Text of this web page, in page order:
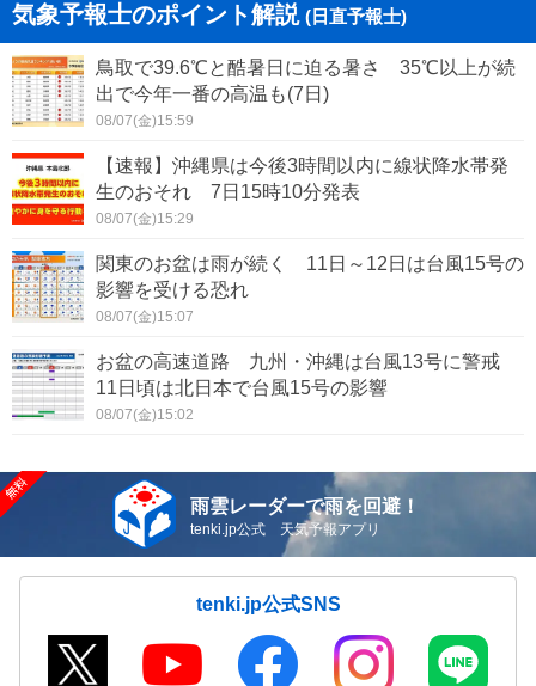
気象予報士のポイント解説 (日直予報士)
鳥取で39.6℃と酷暑日に迫る暑さ 35℃以上が続
出で今年一番の高温も(7日)
08/07(金)15:59
【速報】沖縄県は今後3時間以内に線状降水帯発
生のおそれ 7日15時10分発表
08/07(金)15:29
関東のお盆は雨が続く 11日～12日は台風15号の
影響を受ける恐れ
08/07(金)15:07
お盆の高速道路 九州・沖縄は台風13号に警戒
11日頃は北日本で台風15号の影響
08/07(金)15:02
雨雲レーダーで雨を回避！
tenki.jp公式 天気予報アプリ
tenki.jp公式SNS